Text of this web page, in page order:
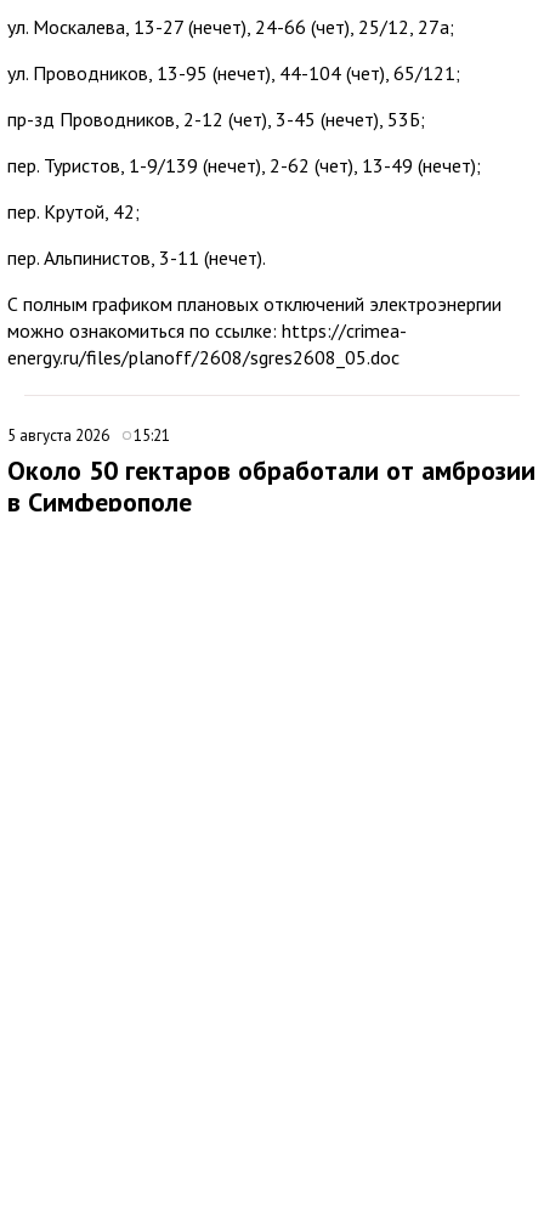
ул. Москалева, 13-27 (нечет), 24-66 (чет), 25/12, 27а;
ул. Проводников, 13-95 (нечет), 44-104 (чет), 65/121;
пр-зд Проводников, 2-12 (чет), 3-45 (нечет), 53Б;
пер. Туристов, 1-9/139 (нечет), 2-62 (чет), 13-49 (нечет);
пер. Крутой, 42;
пер. Альпинистов, 3-11 (нечет).
С полным графиком плановых отключений электроэнергии
можно ознакомиться по ссылке: https://crimea-
energy.ru/files/planoff/2608/sgres2608_05.doc
5 августа 2026 15:21
Около 50 гектаров обработали от амброзии
в Симферополе